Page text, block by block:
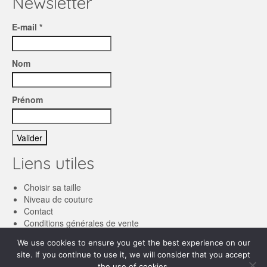
E-mail *
Nom
Prénom
Liens utiles
Choisir sa taille
Niveau de couture
Contact
Conditions générales de vente
We use cookies to ensure you get the best experience on our
site. If you continue to use it, we will consider that you accept